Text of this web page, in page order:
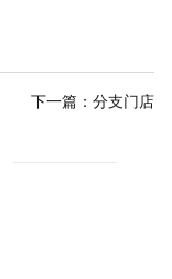
下一篇： 分支门店